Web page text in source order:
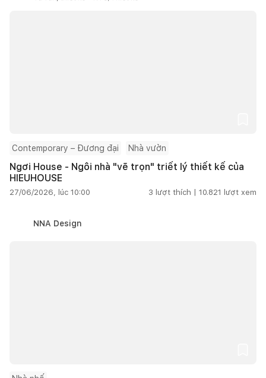
Contemporary – Đương đại Nhà vườn
Ngơi House - Ngôi nhà "vẽ trọn" triết lý thiết kế của
HIEUHOUSE
27/06/2026, lúc 10:00 3 lượt thích | 10.821 lượt xem
NNA Design